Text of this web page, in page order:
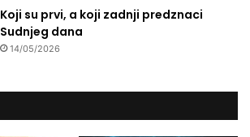
Koji su prvi, a koji zadnji predznaci
Sudnjeg dana
14/05/2026